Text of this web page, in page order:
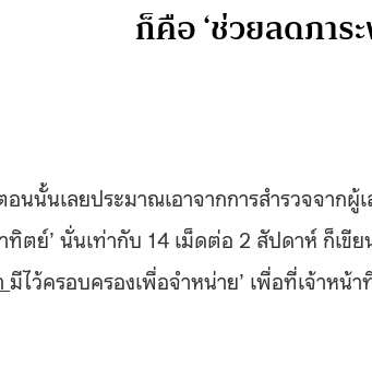
ก็คือ ‘ช่วยลดภาร
นนั้นเลยประมาณเอาจากการสำรวจจากผู้
ทิตย์’ นั่นเท่ากับ 14 เม็ดต่อ 2 สัปดาห์ ก็เขี
มีไว้ครอบครองเพื่อจำหน่าย’ เพื่อที่เจ้าหน้